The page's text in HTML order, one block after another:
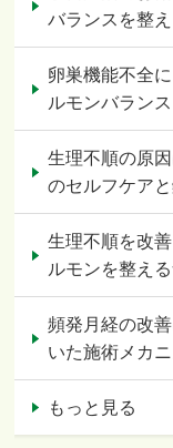
バランスを整
卵巣機能不全
ルモンバラン
生理不順の原
のセルフケア
生理不順を改
ルモンを整え
頻発月経の改
いた施術メカ
もっと見る